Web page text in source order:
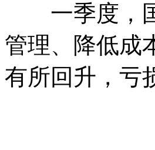
一季度，国
管理、降低成
有所回升，亏